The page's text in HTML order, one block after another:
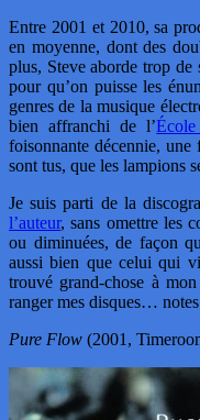
Entre 2001 et 2010, sa
en moyenne, dont des
plus, Steve aborde trop
pour qu’on puisse les
genres de la musique
bien affranchi de l’
foisonnante décennie,
sont tus, que les lampions
Je suis parti de la
l’auteur, sans omettre les
ou diminuées, de façon
aussi bien que celui qui
trouvé grand-chose à
ranger mes disques…
Pure Flow (2001,